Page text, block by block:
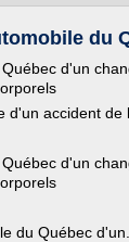
du
d'un
d'un accident de
d'un
du Québec d'un...